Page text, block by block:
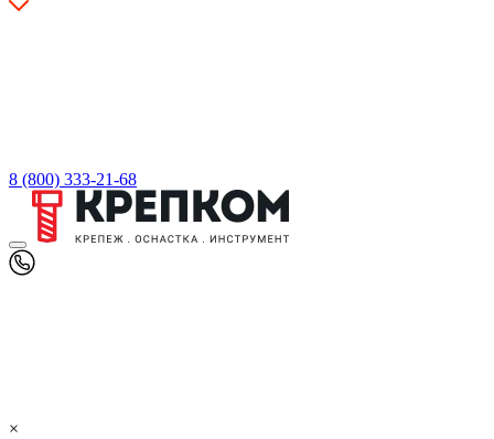
8 (800) 333-21-68
×